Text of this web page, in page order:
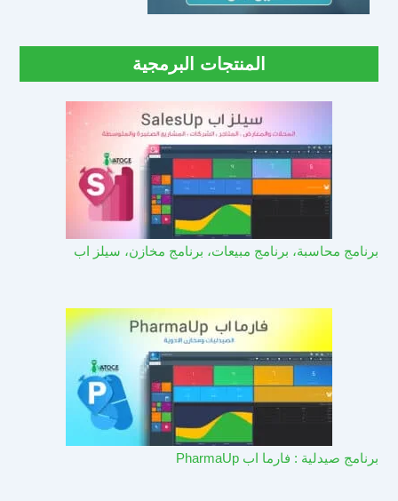
المنتجات البرمجية
برنامج محاسبة، برنامج مبيعات، برنامج مخازن، سيلز اب
برنامج صيدلية : فارما اب PharmaUp​